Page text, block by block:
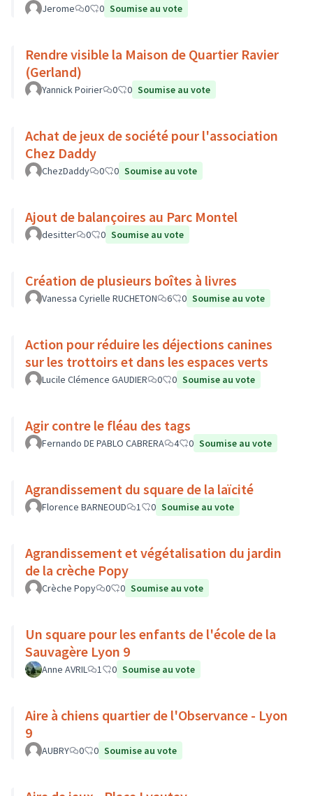
Jerome 0 0 Soumise au vote
Rendre visible la Maison de Quartier Ravier
(Gerland)
Yannick Poirier 0 0 Soumise au vote
Achat de jeux de société pour l'association
Chez Daddy
ChezDaddy 0 0 Soumise au vote
Ajout de balançoires au Parc Montel
desitter 0 0 Soumise au vote
Création de plusieurs boîtes à livres
Vanessa Cyrielle RUCHETON 6 0 Soumise au vote
Action pour réduire les déjections canines
sur les trottoirs et dans les espaces verts
Lucile Clémence GAUDIER 0 0 Soumise au vote
Agir contre le fléau des tags
Fernando DE PABLO CABRERA 4 0 Soumise au vote
Agrandissement du square de la laïcité
Florence BARNEOUD 1 0 Soumise au vote
Agrandissement et végétalisation du jardin
de la crèche Popy
Crèche Popy 0 0 Soumise au vote
Un square pour les enfants de l'école de la
Sauvagère Lyon 9
Anne AVRIL 1 0 Soumise au vote
Aire à chiens quartier de l'Observance - Lyon
9
AUBRY 0 0 Soumise au vote